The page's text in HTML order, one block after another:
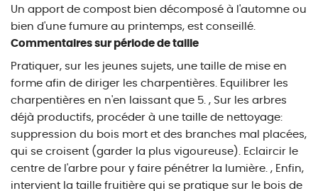
Un apport de compost bien décomposé à l'automne ou
bien d'une fumure au printemps, est conseillé.
Commentaires sur période de taille
Pratiquer, sur les jeunes sujets, une taille de mise en
forme afin de diriger les charpentières. Equilibrer les
charpentières en n'en laissant que 5. , Sur les arbres
déjà productifs, procéder à une taille de nettoyage:
suppression du bois mort et des branches mal placées,
qui se croisent (garder la plus vigoureuse). Eclaircir le
centre de l'arbre pour y faire pénétrer la lumière. , Enfin,
intervient la taille fruitière qui se pratique sur le bois de